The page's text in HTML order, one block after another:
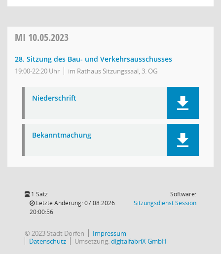
MI 10.05.2023
28. Sitzung des Bau- und Verkehrsausschusses
19:00-22:20 Uhr im Rathaus Sitzungssaal, 3. OG
Niederschrift
Bekanntmachung
1 Satz
Letzte Änderung: 07.08.2026
20:00:56
Software:
SitzungsdienstSession(Wird in
© 2023 Stadt Dorfen
Impressum
Datenschutz
Umsetzung:digitalfabriX GmbH